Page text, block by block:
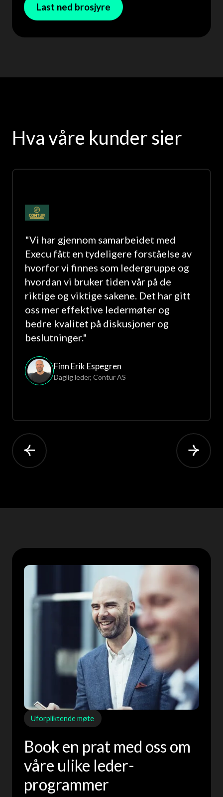
Last ned brosjyre
Hva våre kunder sier
"Vi har gjennom samarbeidet med
Execu fått en tydeligere forståelse av
hvorfor vi finnes som ledergruppe og
hvordan vi bruker tiden vår på de
riktige og viktige sakene. Det har gitt
oss mer effektive ledermøter og
bedre kvalitet på diskusjoner og
beslutninger."
Finn Erik Espegren
Daglig leder, Contur AS
Uforpliktende møte
Book en prat med oss om
våre ulike leder­
programmer